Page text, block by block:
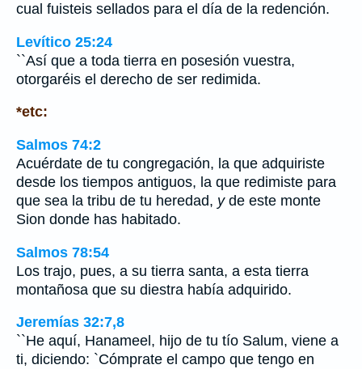
cual fuisteis sellados para el día de la redención.
Levítico 25:24
``Así que a toda tierra en posesión vuestra,
otorgaréis el derecho de ser redimida.
*etc:
Salmos 74:2
Acuérdate de tu congregación, la que adquiriste
desde los tiempos antiguos, la que redimiste para
que sea la tribu de tu heredad, yde este monte
Sion donde has habitado.
Salmos 78:54
Los trajo, pues, a su tierra santa, a esta tierra
montañosa que su diestra había adquirido.
Jeremías 32:7,8
``He aquí, Hanameel, hijo de tu tío Salum, viene a
ti, diciendo: `Cómprate el campo que tengo en